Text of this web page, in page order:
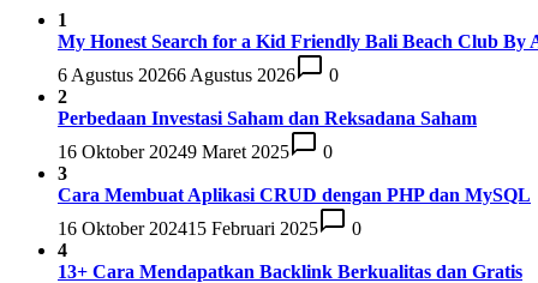
1
My Honest Search for a Kid Friendly Bali Beach Club By
6 Agustus 20266 Agustus 2026
0
2
Perbedaan Investasi Saham dan Reksadana Saham
16 Oktober 20249 Maret 2025
0
3
Cara Membuat Aplikasi CRUD dengan PHP dan MySQL
16 Oktober 202415 Februari 2025
0
4
13+ Cara Mendapatkan Backlink Berkualitas dan Gratis